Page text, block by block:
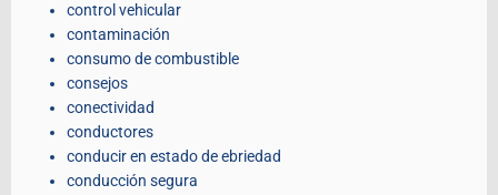
control vehicular
contaminación
consumo de combustible
consejos
conectividad
conductores
conducir en estado de ebriedad
conducción segura